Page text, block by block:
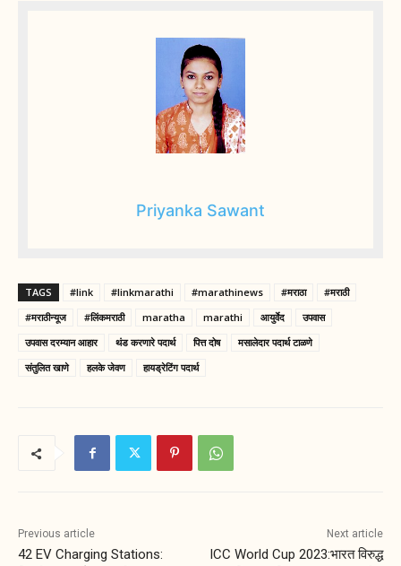
Priyanka Sawant
TAGS #link #linkmarathi #marathinews #मराठा
#मराठी
#मराठीन्यूज
#लिंकमराठी maratha marathi आयुर्वेद
उपवास
उपवास दरम्यान आहार
थंड करणारे पदार्थ पित्त दोष
मसालेदार पदार्थ टाळणे
संतुलित खाणे
हलके जेवण हायड्रेटिंग पदार्थ
Previous article
42 EV Charging Stations:
Next article
ICC World Cup 2023:भारत विरुद्ध